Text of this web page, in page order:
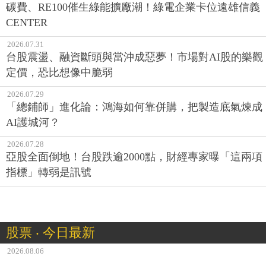
碳費、RE100催生綠能擴廠潮！綠電企業卡位遠雄信義
CENTER
2026.07.31
台股震盪、融資斷頭與當沖成惡夢！市場對AI股的樂觀
定價，恐比想像中脆弱
2026.07.29
「總鋪師」進化論：鴻海如何靠併購，把製造底氣煉成
AI護城河？
2026.07.28
亞股全面倒地！台股跌逾2000點，財經專家曝「這兩項
指標」轉弱是訊號
股票 ‧ 今日最新
2026.08.06